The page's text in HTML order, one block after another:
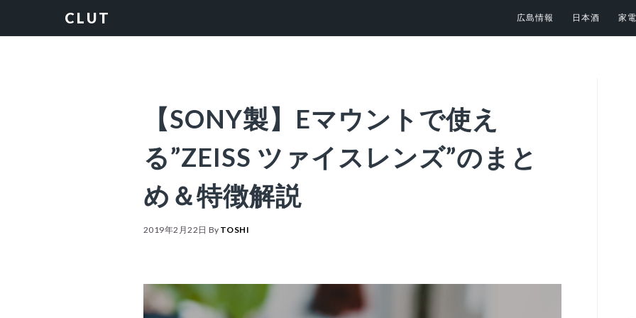
to
to
to
to
CLUT 広島情報 日本酒 家電
【SONY製】Eマウントで使え
る”ZEISS ツァイスレンズ”のまと
め＆特徴解説
2019年2月22日 By TOSHI